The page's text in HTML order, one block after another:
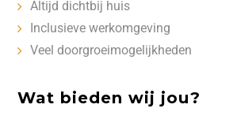
Altijd dichtbij huis
Inclusieve werkomgeving
Veel doorgroeimogelijkheden
Wat bieden wij jou?